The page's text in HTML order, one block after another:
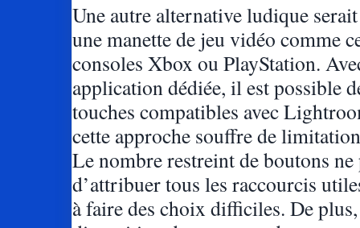
Une autre alternative ludique
une manette de jeu vidéo comme
consoles Xbox ou PlayStation.
application dédiée, il est possible
touches compatibles avec
cette approche souffre de
Le nombre restreint de boutons ne
d’attribuer tous les raccourcis
à faire des choix difficiles. De